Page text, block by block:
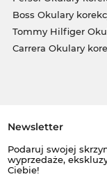
Boss Okulary
Tommy Hilfiger
Carrera Okulary
Newsletter
Podaruj swojej
wyprzedaże,
Ciebie!